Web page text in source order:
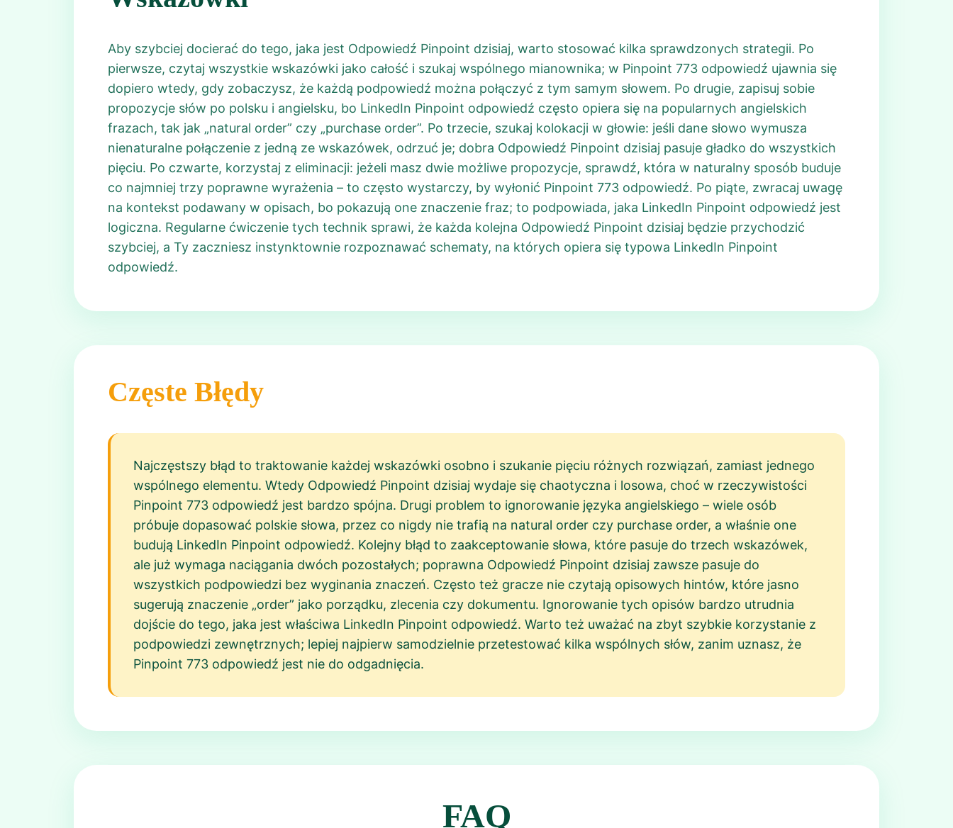
Aby szybciej docierać do tego, jaka jest Odpowiedź Pinpoint dzisiaj, warto stosować kilka sprawdzonych strategii. Po
pierwsze, czytaj wszystkie wskazówki jako całość i szukaj wspólnego mianownika; w Pinpoint 773 odpowiedź ujawnia się
dopiero wtedy, gdy zobaczysz, że każdą podpowiedź można połączyć z tym samym słowem. Po drugie, zapisuj sobie
propozycje słów po polsku i angielsku, bo LinkedIn Pinpoint odpowiedź często opiera się na popularnych angielskich
frazach, tak jak „natural order” czy „purchase order”. Po trzecie, szukaj kolokacji w głowie: jeśli dane słowo wymusza
nienaturalne połączenie z jedną ze wskazówek, odrzuć je; dobra Odpowiedź Pinpoint dzisiaj pasuje gładko do wszystkich
pięciu. Po czwarte, korzystaj z eliminacji: jeżeli masz dwie możliwe propozycje, sprawdź, która w naturalny sposób buduje
co najmniej trzy poprawne wyrażenia – to często wystarczy, by wyłonić Pinpoint 773 odpowiedź. Po piąte, zwracaj uwagę
na kontekst podawany w opisach, bo pokazują one znaczenie fraz; to podpowiada, jaka LinkedIn Pinpoint odpowiedź jest
logiczna. Regularne ćwiczenie tych technik sprawi, że każda kolejna Odpowiedź Pinpoint dzisiaj będzie przychodzić
szybciej, a Ty zaczniesz instynktownie rozpoznawać schematy, na których opiera się typowa LinkedIn Pinpoint
odpowiedź.
Częste Błędy
Najczęstszy błąd to traktowanie każdej wskazówki osobno i szukanie pięciu różnych rozwiązań, zamiast jednego
wspólnego elementu. Wtedy Odpowiedź Pinpoint dzisiaj wydaje się chaotyczna i losowa, choć w rzeczywistości
Pinpoint 773 odpowiedź jest bardzo spójna. Drugi problem to ignorowanie języka angielskiego – wiele osób
próbuje dopasować polskie słowa, przez co nigdy nie trafią na natural order czy purchase order, a właśnie one
budują LinkedIn Pinpoint odpowiedź. Kolejny błąd to zaakceptowanie słowa, które pasuje do trzech wskazówek,
ale już wymaga naciągania dwóch pozostałych; poprawna Odpowiedź Pinpoint dzisiaj zawsze pasuje do
wszystkich podpowiedzi bez wyginania znaczeń. Często też gracze nie czytają opisowych hintów, które jasno
sugerują znaczenie „order” jako porządku, zlecenia czy dokumentu. Ignorowanie tych opisów bardzo utrudnia
dojście do tego, jaka jest właściwa LinkedIn Pinpoint odpowiedź. Warto też uważać na zbyt szybkie korzystanie z
podpowiedzi zewnętrznych; lepiej najpierw samodzielnie przetestować kilka wspólnych słów, zanim uznasz, że
Pinpoint 773 odpowiedź jest nie do odgadnięcia.
FAQ